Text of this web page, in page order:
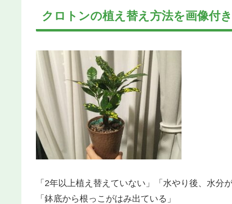
クロトンの植え替え方法を画像付
「2年以上植え替えていない」「水やり後、水分
「鉢底から根っこがはみ出ている」